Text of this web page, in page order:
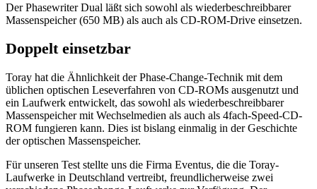
Der Phasewriter Dual läßt sich sowohl als wiederbeschreibbarer
Massenspeicher (650 MB) als auch als CD-ROM-Drive einsetzen.
Doppelt einsetzbar
Toray hat die Ähnlichkeit der Phase-Change-Technik mit dem
üblichen optischen Leseverfahren von CD-ROMs ausgenutzt und
ein Laufwerk entwickelt, das sowohl als wiederbeschreibbarer
Massenspeicher mit Wechselmedien als auch als 4fach-Speed-CD-
ROM fungieren kann. Dies ist bislang einmalig in der Geschichte
der optischen Massenspeicher.
Für unseren Test stellte uns die Firma Eventus, die die Toray-
Laufwerke in Deutschland vertreibt, freundlicherweise zwei